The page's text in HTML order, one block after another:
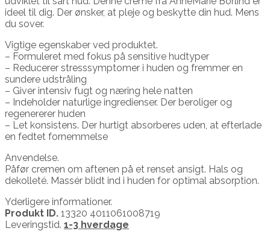
ideel til dig. Der ønsker, at pleje og beskytte din hud. Mens
du sover.
Vigtige egenskaber ved produktet.
– Formuleret med fokus på sensitive hudtyper
– Reducerer stresssymptomer i huden og fremmer en
sundere udstråling
– Giver intensiv fugt og næring hele natten
– Indeholder naturlige ingredienser. Der beroliger og
regenererer huden
– Let konsistens. Der hurtigt absorberes uden, at efterlade
en fedtet fornemmelse
Anvendelse.
Påfør cremen om aftenen på et renset ansigt. Hals og
dekolleté. Massér blidt ind i huden for optimal absorption.
Yderligere informationer.
Produkt ID. 13320 4011061008719
Leveringstid. 1-3 hverdage